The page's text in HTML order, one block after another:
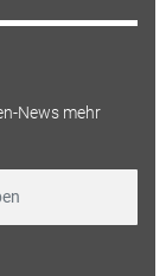
News mehr